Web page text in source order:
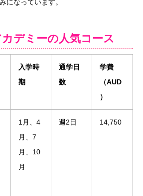
になっています。
デミーの人気コース
入学時
期
通学日
数
学費
（AUD
）
1月、4
月、7
月、10
月
週2日 14,750